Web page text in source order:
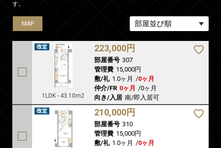
す。
MAP
1LDK - 43.10m2
223,000円
部屋番号 307
管理費 15,000円
敷/礼 1.0ヶ月 /0ヶ月
仲介/FR 0ヶ月 /0ヶ月
向き/入居 南/即入居可
MAP
210,000円
部屋番号 310
管理費 15,000円
敷/礼 1.0ヶ月 /0ヶ月
MAP
MAP
MAP
MAP
MAP
MAP